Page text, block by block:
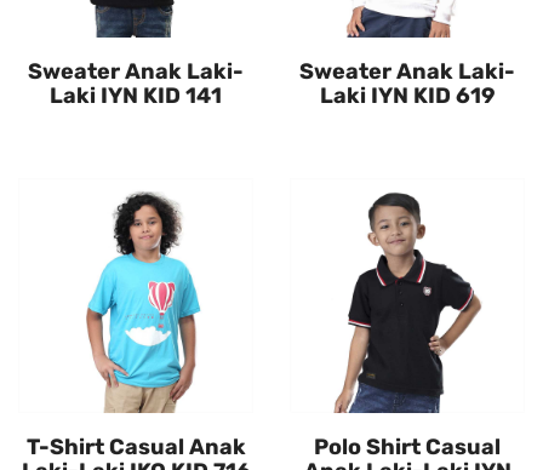
Sweater Anak Laki-
Laki IYN KID 141
Sweater Anak Laki-
Laki IYN KID 619
T-Shirt Casual Anak
Polo Shirt Casual